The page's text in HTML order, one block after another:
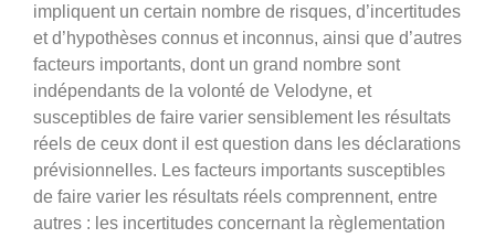
impliquent un certain nombre de risques, d’incertitudes
et d’hypothèses connus et inconnus, ainsi que d’autres
facteurs importants, dont un grand nombre sont
indépendants de la volonté de Velodyne, et
susceptibles de faire varier sensiblement les résultats
réels de ceux dont il est question dans les déclarations
prévisionnelles. Les facteurs importants susceptibles
de faire varier les résultats réels comprennent, entre
autres : les incertitudes concernant la règlementation